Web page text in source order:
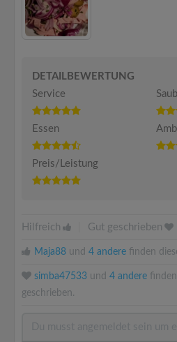
DETAILBEWERTUNG
Service
Essen
Preis/Leistung
Hilfreich Gut geschrieben
Maja88 und 4 andere finden
simba47533 und 4 andere
geschrieben.